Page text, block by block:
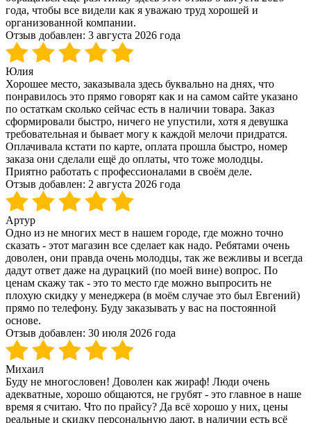
года, чтобы все видели как я уважаю труд хорошей и
организованной компании.
Отзыв добавлен: 3 августа 2026 года
Юлия
Хорошее место, заказывала здесь буквально на днях, что
понравилось это прямо говорят как и на самом сайте указано
по остаткам сколько сейчас есть в наличии товара. Заказ
сформировали быстро, ничего не упустили, хотя я девушка
требовательная и бывает могу к каждой мелочи придратся.
Оплачивала кстати по карте, оплата прошла быстро, номер
заказа они сделали ещё до оплаты, что тоже молодцы.
Приятно работать с профессионалами в своём деле.
Отзыв добавлен: 2 августа 2026 года
Артур
Одно из не многих мест в нашем городе, где можно точно
сказать - этот магазин все сделает как надо. Ребятами очень
доволен, они правда очень молодцы, так же вежливы и всегда
дадут ответ даже на дурацкий (по моей вине) вопрос. По
ценам скажу так - это то место где можно выпросить не
плохую скидку у менеджера (в моём случае это был Евгений)
прямо по телефону. Буду заказывать у вас на постоянной
основе.
Отзыв добавлен: 30 июля 2026 года
Михаил
Буду не многословен! Доволен как жираф! Люди очень
адекватные, хорошо общаются, не грубят - это главное в наше
время я считаю. Что по прайсу? Да всё хорошо у них, цены
реальные и скидку персональную дают, в наличии есть всё